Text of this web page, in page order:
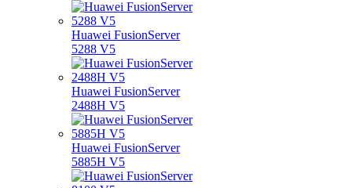
Huawei FusionServer
5288 V5
Huawei FusionServer
2488H V5
Huawei FusionServer
5885H V5